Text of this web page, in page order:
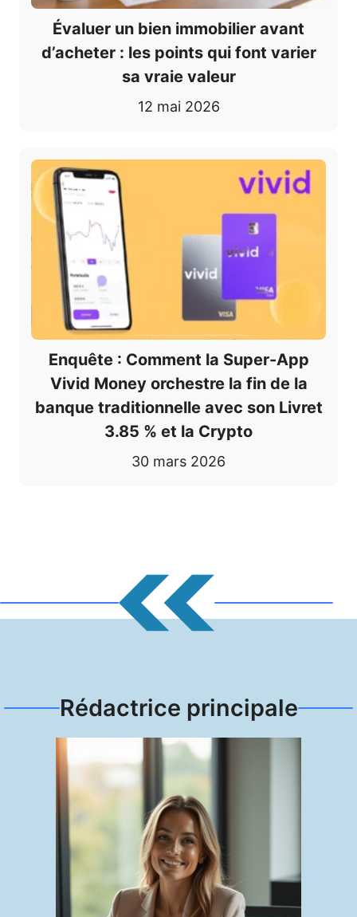
Évaluer un bien immobilier avant
d’acheter : les points qui font varier
sa vraie valeur
12 mai 2026
Enquête : Comment la Super-App
Vivid Money orchestre la fin de la
banque traditionnelle avec son Livret
3.85 % et la Crypto
30 mars 2026
Rédactrice principale